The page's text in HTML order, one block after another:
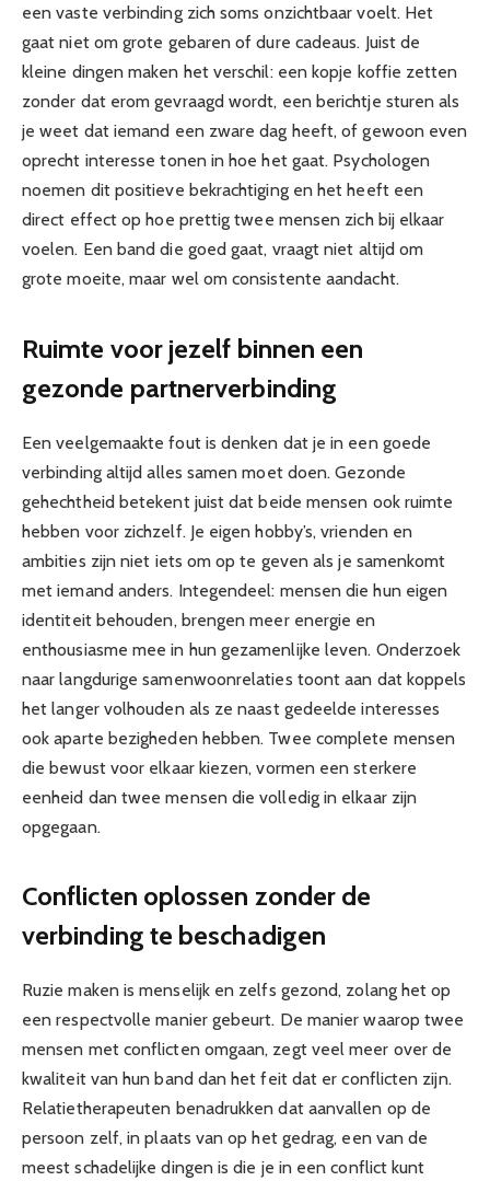
een vaste verbinding zich soms onzichtbaar voelt. Het
gaat niet om grote gebaren of dure cadeaus. Juist de
kleine dingen maken het verschil: een kopje koffie zetten
zonder dat erom gevraagd wordt, een berichtje sturen als
je weet dat iemand een zware dag heeft, of gewoon even
oprecht interesse tonen in hoe het gaat. Psychologen
noemen dit positieve bekrachtiging en het heeft een
direct effect op hoe prettig twee mensen zich bij elkaar
voelen. Een band die goed gaat, vraagt niet altijd om
grote moeite, maar wel om consistente aandacht.
Ruimte voor jezelf binnen een
gezonde partnerverbinding
Een veelgemaakte fout is denken dat je in een goede
verbinding altijd alles samen moet doen. Gezonde
gehechtheid betekent juist dat beide mensen ook ruimte
hebben voor zichzelf. Je eigen hobby’s, vrienden en
ambities zijn niet iets om op te geven als je samenkomt
met iemand anders. Integendeel: mensen die hun eigen
identiteit behouden, brengen meer energie en
enthousiasme mee in hun gezamenlijke leven. Onderzoek
naar langdurige samenwoonrelaties toont aan dat koppels
het langer volhouden als ze naast gedeelde interesses
ook aparte bezigheden hebben. Twee complete mensen
die bewust voor elkaar kiezen, vormen een sterkere
eenheid dan twee mensen die volledig in elkaar zijn
opgegaan.
Conflicten oplossen zonder de
verbinding te beschadigen
Ruzie maken is menselijk en zelfs gezond, zolang het op
een respectvolle manier gebeurt. De manier waarop twee
mensen met conflicten omgaan, zegt veel meer over de
kwaliteit van hun band dan het feit dat er conflicten zijn.
Relatietherapeuten benadrukken dat aanvallen op de
persoon zelf, in plaats van op het gedrag, een van de
meest schadelijke dingen is die je in een conflict kunt